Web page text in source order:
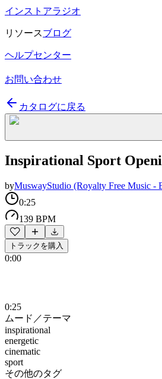
インストアラジオ
リソースブログ
ヘルプセンター
お問い合わせ
カタログに戻る
Inspirational Sport
byMuswayStudio (Royalty Free Music -
0:25
139 BPM
トラックを購入
0:00
0:25
ムード／テーマ
inspirational
energetic
cinematic
sport
その他のタグ